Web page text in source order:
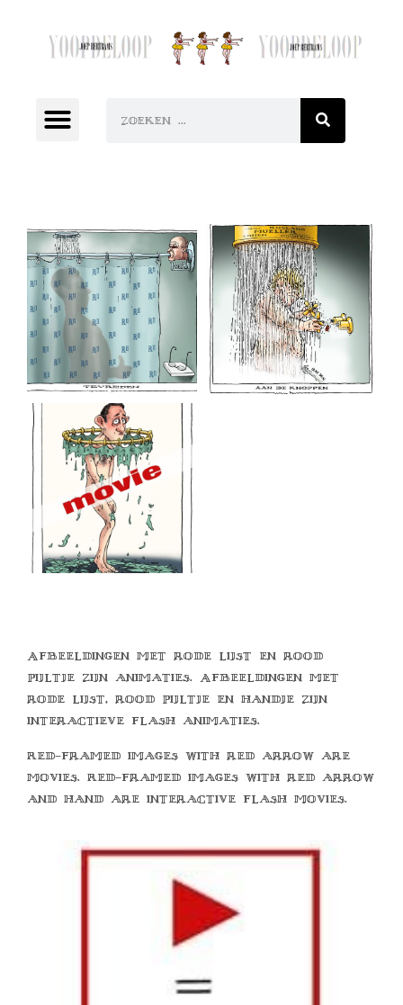
Afbeeldingen met rode lijst en rood
pijltje zijn animaties. Afbeeldingen met
rode lijst, rood pijltje en handje zijn
interactieve flash animaties.
Red-framed images with red arrow are
movies. Red-framed images with red arrow
and hand are interactive flash movies.